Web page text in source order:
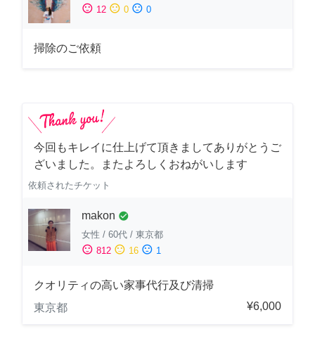
sentiment_satisfied 12 sentiment_neutral 0 sentiment_dissatisfied 0
掃除のご依頼
今回もキレイに仕上げて頂きましてありがとうご
ざいました。またよろしくおねがいします
依頼されたチケット
makon check_circle
女性 / 60代 / 東京都
sentiment_satisfied 812 sentiment_neutral 16 sentiment_dissatisfied 1
クオリティの高い家事代行及び清掃
東京都
¥6,000